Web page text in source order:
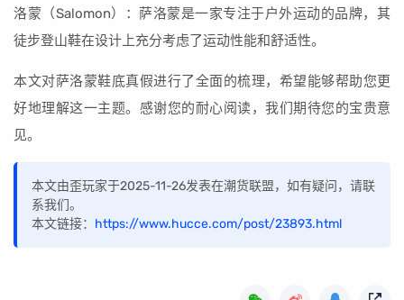
洛蒙（Salomon）：萨洛蒙是一家专注于户外运动的品牌，其
徒步登山鞋在设计上充分考虑了运动性能和舒适性。
本文对萨洛蒙鞋底真假进行了全面的梳理，希望能够帮助您更
好地理解这一主题。感谢您的耐心阅读，我们期待您的宝贵意
见。
本文由歪玩家于2025-11-26发表在潮货联盟，如有疑问，请联
系我们。
本文链接： https://www.hucce.com/post/23893.html